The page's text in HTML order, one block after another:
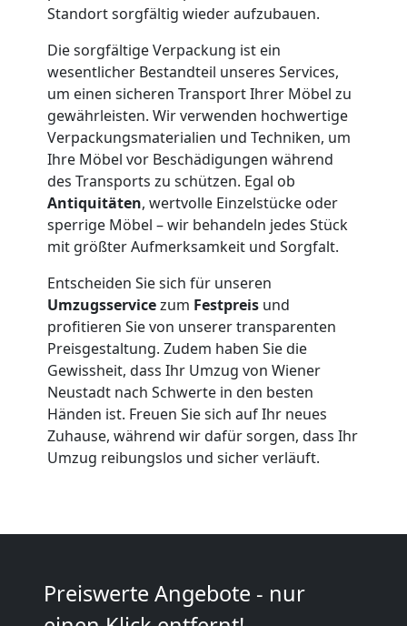
Standort sorgfältig wieder aufzubauen.
Die sorgfältige Verpackung ist ein
wesentlicher Bestandteil unseres Services,
um einen sicheren Transport Ihrer Möbel zu
gewährleisten. Wir verwenden hochwertige
Verpackungsmaterialien und Techniken, um
Ihre Möbel vor Beschädigungen während
des Transports zu schützen. Egal ob
Antiquitäten, wertvolle Einzelstücke oder
sperrige Möbel – wir behandeln jedes Stück
mit größter Aufmerksamkeit und Sorgfalt.
Entscheiden Sie sich für unseren
Umzugsservicezum Festpreis und
profitieren Sie von unserer transparenten
Preisgestaltung. Zudem haben Sie die
Gewissheit, dass Ihr Umzug von Wiener
Neustadt nach Schwerte in den besten
Händen ist. Freuen Sie sich auf Ihr neues
Zuhause, während wir dafür sorgen, dass Ihr
Umzug reibungslos und sicher verläuft.
Preiswerte Angebote - nur
Firmenumzug
Wiener
Neustadt
Büroumzug
Wiener
Neustadt
Expressumzug
Wiener
Tragehilfe
Wiener